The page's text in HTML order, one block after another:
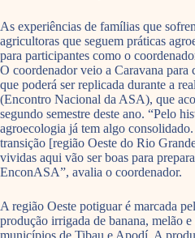
As experiências de famílias que
agricultoras que seguem práticas
para participantes como o
O coordenador veio a Caravana
que poderá ser replicada durante a
(Encontro Nacional da ASA), que
segundo semestre deste ano. “Pelo
agroecologia já tem algo
transição [região Oeste do Rio
vividas aqui vão ser boas para
EnconASA”, avalia o coordenador.
A região Oeste potiguar é marcada
produção irrigada de banana, melão
municípios de Tibau e Apodí. A